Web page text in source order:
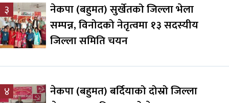
३
नेकपा (बहुमत) सुर्खेतको जिल्ला भेला
सम्पन्न, विनोदको नेतृत्वमा १३ सदस्यीय
जिल्ला समिति चयन
४
नेकपा (बहुमत) बर्दियाको दोस्रो जिल्ला